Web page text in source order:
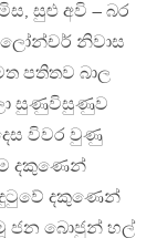
සුළු අවි – බර
ලෝන්චර් නිවාස
පතිතව බාල
සුණුවිසුණුව
විවර වුණු
දකුණෙන්
දකුණෙන්
ජන බොජුන් හල්